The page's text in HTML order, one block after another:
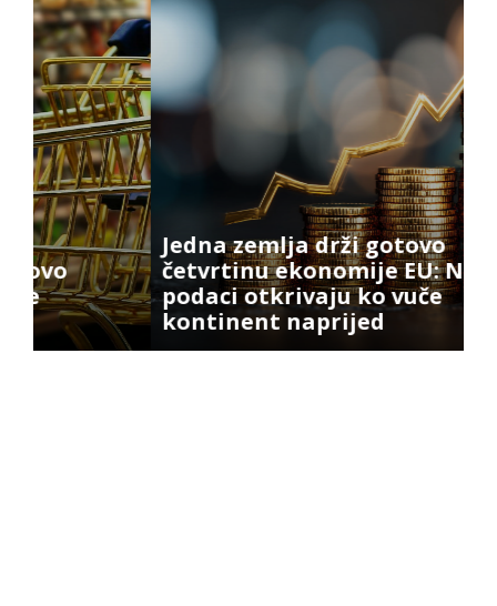
Jedna zemlja drži gotovo
četvrtinu ekonomije EU: Novi
podaci otkrivaju ko vuče
kontinent naprijed